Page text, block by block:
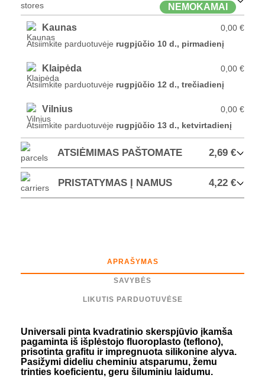
NEMOKAMAI
Kaunas
0,00 €
Atsiimkite parduotuvėje rugpjūčio 10 d., pirmadienį
Klaipėda
0,00 €
Atsiimkite parduotuvėje rugpjūčio 12 d., trečiadienį
Vilnius
0,00 €
Atsiimkite parduotuvėje rugpjūčio 13 d., ketvirtadienį
ATSIĖMIMAS PAŠTOMATE 2,69 €
PRISTATYMAS Į NAMUS 4,22 €
APRAŠYMAS
SAVYBĖS
LIKUTIS PARDUOTUVĖSE
Universali pinta kvadratinio skerspjūvio įkamša
pagaminta iš išplėstojo fluoroplasto (teflono),
prisotinta grafitu ir impregnuota silikonine alyva.
Pasižymi dideliu cheminiu atsparumu, žemu
trinties koeficientu, geru šiluminiu laidumu.